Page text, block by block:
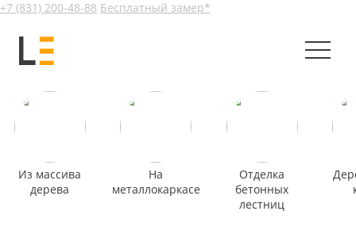
+7 (831) 200-48-88 Бесплатный замер*
Из массива
дерева
На
металлокаркасе
Отделка
бетонных
лестниц